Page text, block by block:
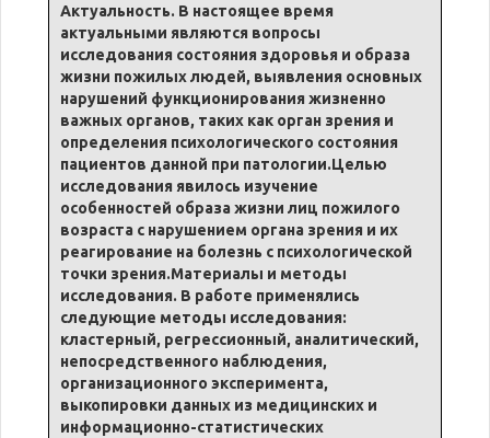
Актуальность. В настоящее время
актуальными являются вопросы
исследования состояния здоровья и образа
жизни пожилых людей, выявления основных
нарушений функционирования жизненно
важных органов, таких как орган зрения и
определения психологического состояния
пациентов данной при патологии.Целью
исследования явилось изучение
особенностей образа жизни лиц пожилого
возраста с нарушением органа зрения и их
реагирование на болезнь с психологической
точки зрения.Материалы и методы
исследования. В работе применялись
следующие методы исследования:
кластерный, регрессионный, аналитический,
непосредственного наблюдения,
организационного эксперимента,
выкопировки данных из медицинских и
информационно-статистических